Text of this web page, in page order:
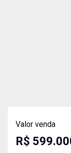
Valor venda
R$